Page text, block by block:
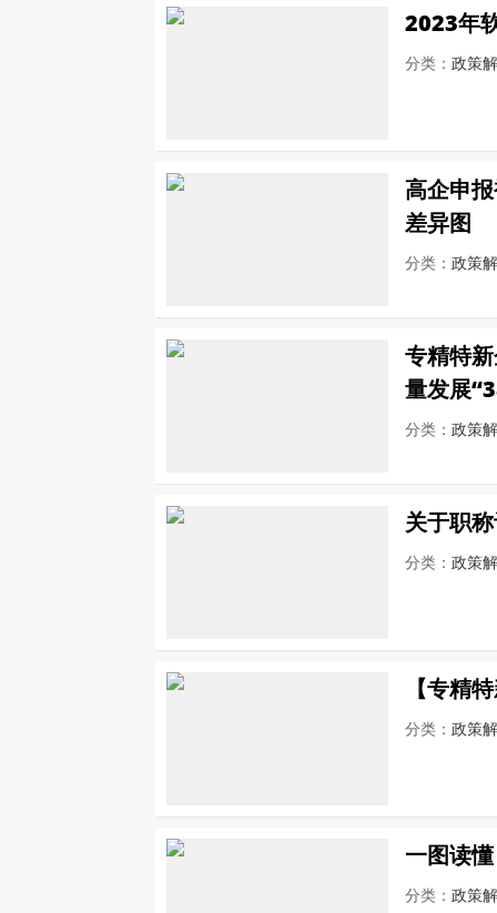
2023年
分类： 政策
高企申
差异图
分类： 政策
专精特
量发展
分类： 政策
关于职
分类： 政策
【专精
分类： 政策
一图读
分类： 政策